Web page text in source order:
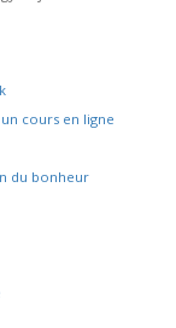
cours en ligne
du bonheur